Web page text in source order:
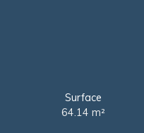
Surface
64.14m²